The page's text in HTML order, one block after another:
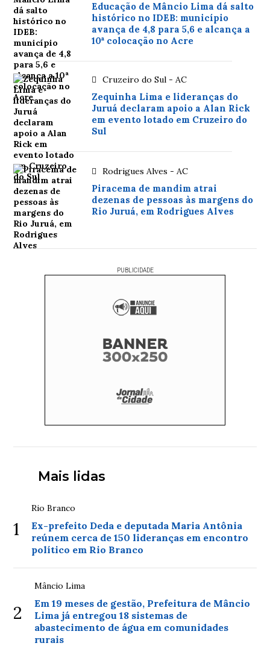
Educação de Mâncio Lima dá salto
histórico no IDEB: município
avança de 4,8 para 5,6 e alcança a
10ª colocação no Acre
Cruzeiro do Sul - AC
Zequinha Lima e lideranças do
Juruá declaram apoio a Alan Rick
em evento lotado em Cruzeiro do
Sul
Rodrigues Alves - AC
Piracema de mandim atrai
dezenas de pessoas às margens do
Rio Juruá, em Rodrigues Alves
PUBLICIDADE
Mais lidas
1
Rio Branco
Ex-prefeito Deda e deputada Maria Antônia
reúnem cerca de 150 lideranças em encontro
político em Rio Branco
2
Mâncio Lima
Em 19 meses de gestão, Prefeitura de Mâncio
Lima já entregou 18 sistemas de
abastecimento de água em comunidades
rurais